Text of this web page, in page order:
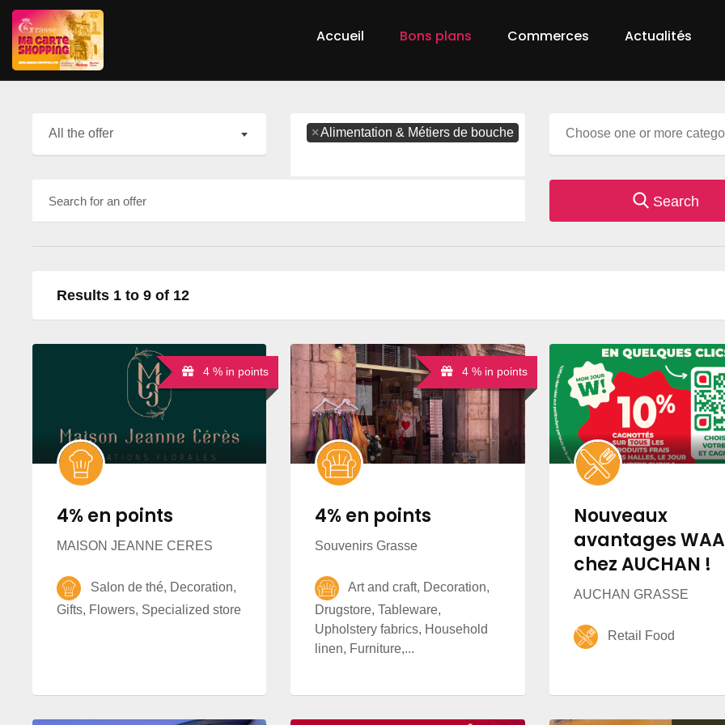
Accueil Bons plans Commerces Actualités
All the offer ×Alimentation & Métiers de bouche
Search
Results 1 to 9 of 12
4 % in points
4% en points
MAISON JEANNE CERES
Salon de thé, Decoration,
Gifts, Flowers, Specialized store
4 % in points
4% en points
Souvenirs Grasse
Art and craft, Decoration,
Drugstore, Tableware,
Upholstery fabrics, Household
linen, Furniture,...
Nouveaux
avantages
chez AUCHAN !
AUCHAN GRASSE
Retail Food